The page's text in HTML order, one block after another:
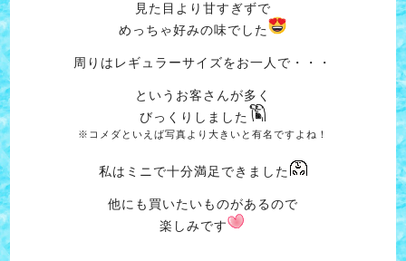
見た目より甘すぎずで
めっちゃ好みの味でした
周りはレギュラーサイズをお一人で・・・
というお客さんが多く
びっくりしました
※コメダといえば写真より大きいと有名ですよね！
私はミニで十分満足できました
他にも買いたいものがあるので
楽しみです